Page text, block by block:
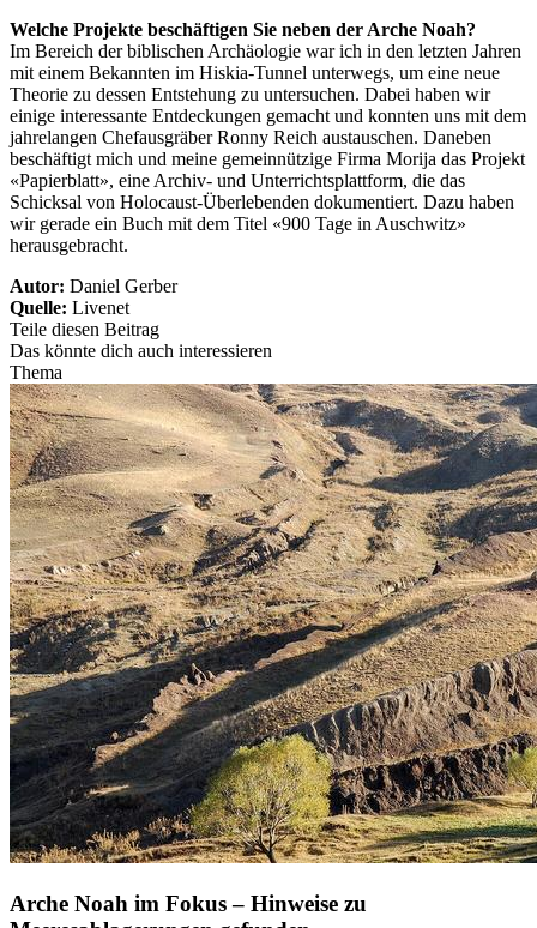
Welche Projekte beschäftigen Sie neben der Arche Noah?
Im Bereich der biblischen Archäologie war ich in den letzten Jahren
mit einem Bekannten im Hiskia-Tunnel unterwegs, um eine neue
Theorie zu dessen Entstehung zu untersuchen. Dabei haben wir
einige interessante Entdeckungen gemacht und konnten uns mit dem
jahrelangen Chefausgräber Ronny Reich austauschen. Daneben
beschäftigt mich und meine gemeinnützige Firma Morija das Projekt
«Papierblatt», eine Archiv- und Unterrichtsplattform, die das
Schicksal von Holocaust-Überlebenden dokumentiert. Dazu haben
wir gerade ein Buch mit dem Titel «900 Tage in Auschwitz»
herausgebracht.
Autor: Daniel Gerber
Quelle: Livenet
Teile diesen Beitrag
Das könnte dich auch interessieren
Thema
Arche Noah im Fokus – Hinweise zu